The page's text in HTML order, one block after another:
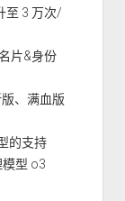
至 3 万次/
片&身份
、满血版
的支持
型 o3